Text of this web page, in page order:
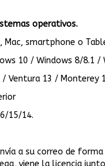
operativos.
Mac, smartphone o
10 / Windows 8/8.1 /
/ Ventura 13 / Monterey
15/14.
a su correo de
viene la licencia